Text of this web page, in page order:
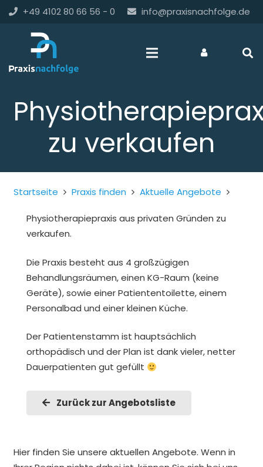
+49 4102 80 66 56 - 0 info@praxisnachfolge.de
zu verkaufen
Startseite Praxis finden Aktuelle Angebote
Physiotherapiepraxis aus privaten Gründen zu
verkaufen.
Die Praxis besteht aus 4 großzügigen
Behandlungsräumen, einen KG-Raum (keine
Geräte), sowie einer Patiententoilette, einem
Personalbad und einer kleinen Küche.
Der Patientenstamm ist hauptsächlich
orthopädisch und der Plan ist dank vieler, netter
Dauerpatienten gut gefüllt
Zurück zur Angebotsliste
Hier finden Sie unsere aktuellen Angebote. Wenn in